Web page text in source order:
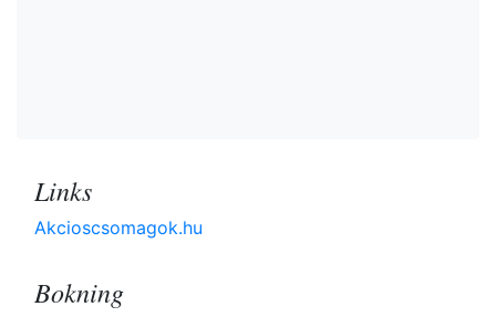
Links
Akcioscsomagok.hu
Bokning